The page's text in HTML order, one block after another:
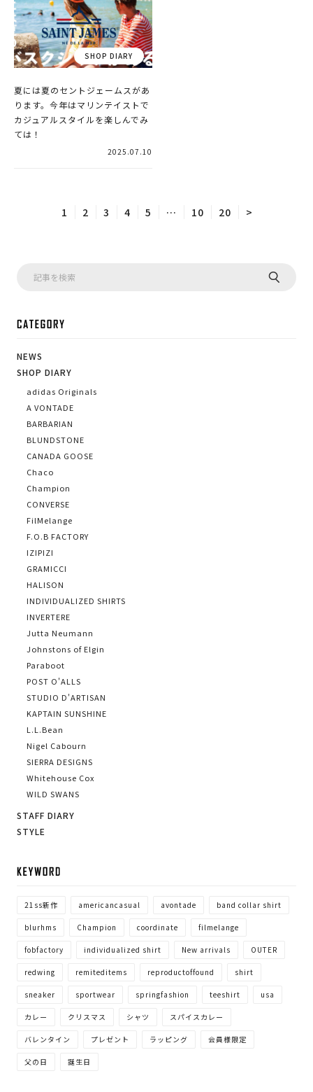
夏には夏のセントジェームスがあ
ります。今年はマリンテイストで
カジュアルスタイルを楽しんでみ
ては！
2025.07.10
1 2 3 4 5 10 20 >
NEWS
SHOP DIARY
adidas Originals
A VONTADE
BARBARIAN
BLUNDSTONE
CANADA GOOSE
Chaco
Champion
CONVERSE
FilMelange
F.O.B FACTORY
IZIPIZI
GRAMICCI
HALISON
INDIVIDUALIZED SHIRTS
INVERTERE
Jutta Neumann
Johnstons of Elgin
Paraboot
POST O'ALLS
STUDIO D'ARTISAN
KAPTAIN SUNSHINE
L.L.Bean
Nigel Cabourn
SIERRA DESIGNS
Whitehouse Cox
WILD SWANS
STAFF DIARY
STYLE
21ss新作 americancasual avontade band collar shirt
blurhms Champion coordinate filmelange
fobfactory individualized shirt New arrivals OUTER
redwing remiteditems reproductoffound shirt
sneaker sportwear springfashion teeshirt usa
カレー クリスマス シャツ スパイスカレー
バレンタイン プレゼント ラッピング 会員様限定
父の日 誕生日